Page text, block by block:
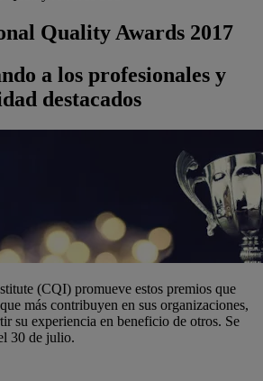
Quality Awards 2017
a los profesionales y
destacados
(CQI) promueve estos premios que
más contribuyen en sus organizaciones,
su experiencia en beneficio de otros. Se
30 de julio.